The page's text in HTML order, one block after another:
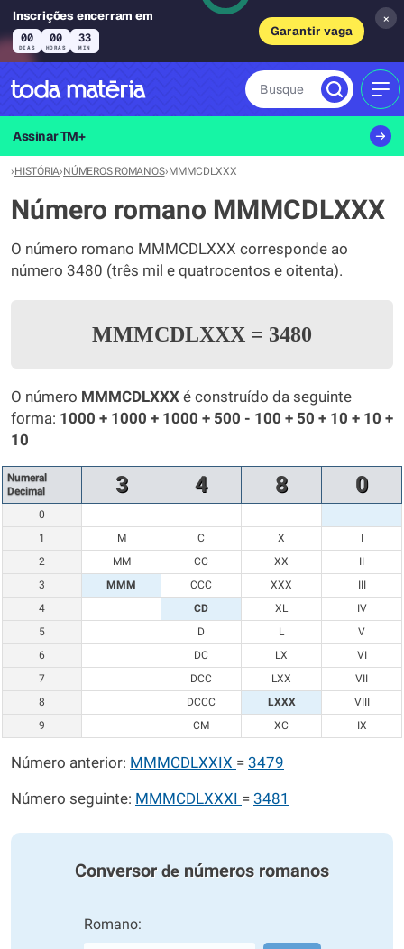
Inscrições encerram em
00
DIAS
00
HORAS
33
MIN
Garantir vaga
×
Busque
Assinar TM+
›HISTÓRIA›NÚMEROS ROMANOS›MMMCDLXXX
Número romano MMMCDLXXX
O número romano MMMCDLXXX corresponde ao
número 3480 (três mil e quatrocentos e oitenta).
MMMCDLXXX = 3480
O número MMMCDLXXX é construído da seguinte
forma: 1000 + 1000 + 1000 + 500 - 100 + 50 + 10 + 10 +
10
Numeral
Decimal
3 4 8 0
0
1
M C X
I
2
MM CC XX
II
3
MMM CCC XXX
III
4
CD XL
IV
5
D L
V
6
DC LX
VI
7
DCC LXX
VII
8
DCCC LXXX
VIII
9
CM XC IX
Número anterior: MMMCDLXXIX = 3479
Número seguinte: MMMCDLXXXI = 3481
Conversor de números romanos
Romano: